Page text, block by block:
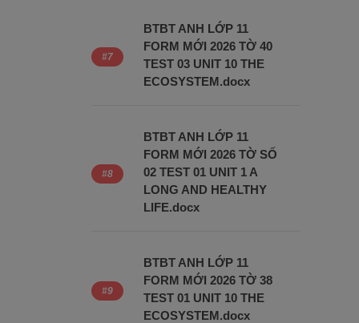
BTBT ANH LỚP 11
FORM MỚI 2026 TỜ 40
TEST 03 UNIT 10 THE
ECOSYSTEM.docx
BTBT ANH LỚP 11
FORM MỚI 2026 TỜ SỐ
02 TEST 01 UNIT 1 A
LONG AND HEALTHY
LIFE.docx
BTBT ANH LỚP 11
FORM MỚI 2026 TỜ 38
TEST 01 UNIT 10 THE
ECOSYSTEM.docx